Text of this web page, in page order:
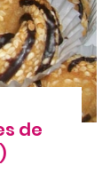
de